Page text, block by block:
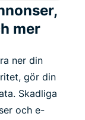
mer
ner din
gör din
Skadliga
och e-